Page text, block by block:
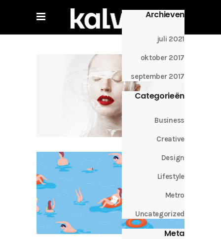
Archieven
juli 2021
oktober 2017
september 2017
Categorieën
Business
Creative
Design
Lifestyle
Metro
Uncategorized
Meta